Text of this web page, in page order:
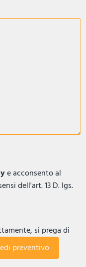
e acconsento al
dell'art. 13 D. lgs.
si prega di